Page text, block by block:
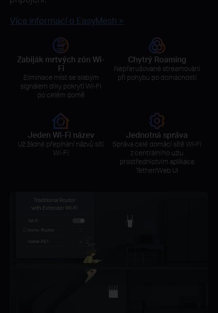
Více informací o EasyMesh >
Zabiják mrtvých zón Wi-
Fi
Eliminace míst se slabým
signálem díky pokrytí Wi-Fi
po celém domě
Chytrý Roaming
Nepřerušované streamování
při pohybu po domácnosti
Jeden Wi-Fi název
Už žádné přepínání názvů sítí
Wi-Fi
Jednotná správa
Správa celé domácí sítě Wi-Fi
z centrálního uzlu
prostřednictvím aplikace
Tether/Web UI